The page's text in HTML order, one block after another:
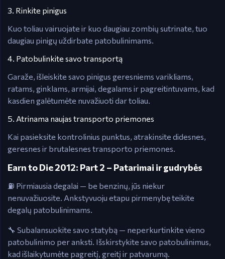
3. Rinkite pinigus
Kuo toliau vairuojate ir kuo daugiau zombių sutrinate, tuo
daugiau pinigų uždirbate patobulinimams.
4. Patobulinkite savo transportą
Garaže, išleiskite savo pinigus geresniems varikliams,
ratams, ginklams, armijai, degalams ir pagreitintuvams, kad
kasdien galėtumėte nuvažiuoti dar toliau.
5. Atrinama naujas transporto priemones
Kai pasieksite kontrolinius punktus, atrakinsite didesnes,
geresnes ir brutalesnes transporto priemones.
Earn to Die 2012: Part 2 – Patarimai ir gudrybės
⛽ Pirmiausia degalai — be benzinų, jūs niekur
nenuvažiuosite. Ankstyvuoju etapu pirmenybę teikite
degalų patobulinimams.
🔧 Subalansuokite savo statybą — neperkurtinkite vieno
patobulinimo per anksti. Išskirstykite savo patobulinimus,
kad išlaikytumėte pagreitį, greitį ir patvarumą.